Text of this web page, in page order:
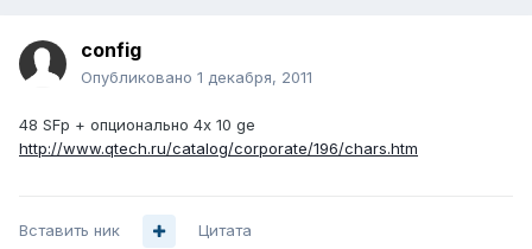
config
Опубликовано 1 декабря, 2011
48 SFp + опционально 4х 10 ge
http://www.qtech.ru/catalog/corporate/196/chars.htm
Вставить ник Цитата